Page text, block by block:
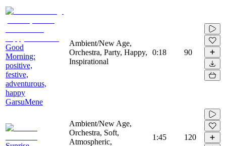
Good
Morning:
positive,
festive,
adventurous,
happy
GarsuMene
Ambient/New Age,
Orchestra, Party, Happy,
Inspirational
0:18 90
Ambient/New Age,
Orchestra, Soft,
Atmospheric,
1:45 120